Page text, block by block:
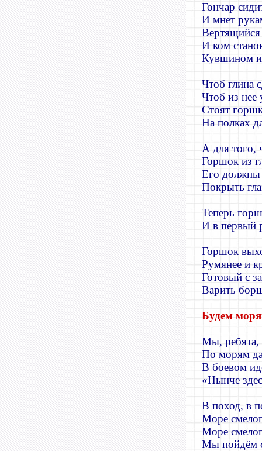
Гончар
И мнет
Вертящийся
И ком
Кувшином
Чтоб глина
Чтоб из нее
Стоят
На полках
А для того,
Горшок из
Его
Покрыть
Теперь
И в первый
Горшок
Румянее и
Готовый с
Варить
Будем
Мы,
По морям
В боевом
«Нынче
В поход, в
Море
Море
Мы пойдём